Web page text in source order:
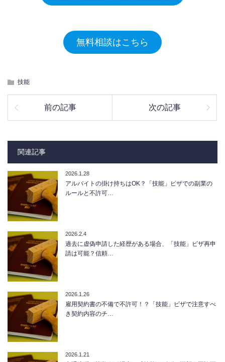
無料相談はこちら
技能
前の記事 次の記事
関連記事
2026.1.28
アルバイトの掛け持ちはOK？「技能」ビザでの副業の
ルールと不許可…
2026.2.4
過去に虚偽申請した経歴がある場合、「技能」ビザ再申
請は可能？信頼…
2026.1.26
雇用契約書の不備で不許可！？「技能」ビザで注意すべ
き契約内容のチ…
2026.1.21